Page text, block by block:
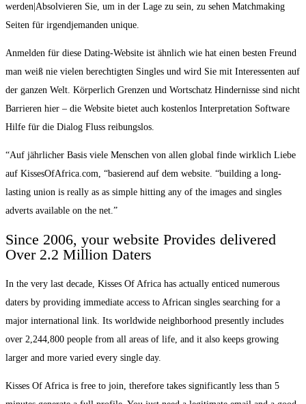
werden|Absolvieren Sie, um in der Lage zu sein, zu sehen Matchmaking
Seiten für irgendjemanden unique.
Anmelden für diese Dating-Website ist ähnlich wie hat einen besten Freund
man weiß nie vielen berechtigten Singles und wird Sie mit Interessenten auf
der ganzen Welt. Körperlich Grenzen und Wortschatz Hindernisse sind nicht
Barrieren hier – die Website bietet auch kostenlos Interpretation Software
Hilfe für die Dialog Fluss reibungslos.
“Auf jährlicher Basis viele Menschen von allen global finde wirklich Liebe
auf KissesOfAfrica.com, “basierend auf dem website. “building a long-
lasting union is really as as simple hitting any of the images and singles
adverts available on the net.”
Since 2006, your website Provides delivered
Over 2.2 Million Daters
In the very last decade, Kisses Of Africa has actually enticed numerous
daters by providing immediate access to African singles searching for a
major international link. Its worldwide neighborhood presently includes
over 2,244,800 people from all areas of life, and it also keeps growing
larger and more varied every single day.
Kisses Of Africa is free to join, therefore takes significantly less than 5